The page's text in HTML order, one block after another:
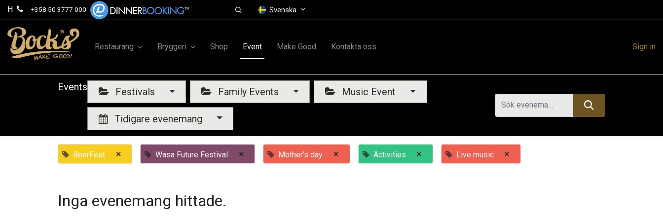
H +358 50 3777 000 Svenska
Restaurang Bryggeri Shop Event Make Good Kontakta oss Sign in
Events Festivals Family Events Music Event
Tidigare evenemang
BeerFest × Wasa Future Festival × Mother's day × Activities × Live music ×
Inga evenemang hittade.